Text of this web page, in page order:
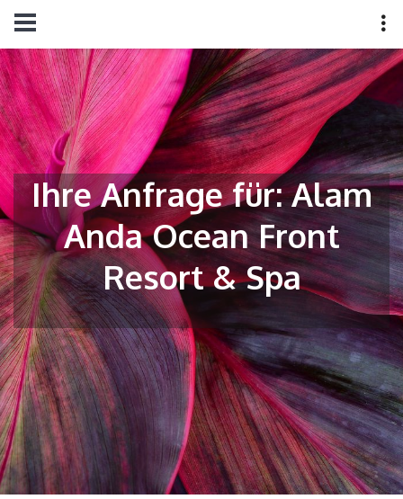
Ihre Anfrage für: Alam
Anda Ocean Front
Resort & Spa